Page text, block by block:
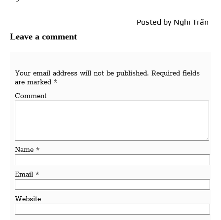
Posted by Nghi Trần
Leave a comment
Your email address will not be published. Required fields
are marked *
Comment
Name *
Email *
Website